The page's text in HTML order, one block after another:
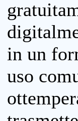
in un
uso